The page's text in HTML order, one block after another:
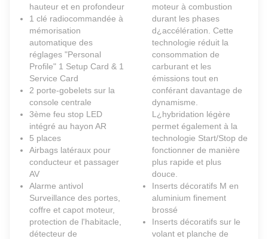
hauteur et en profondeur
1 clé radiocommandée à
mémorisation
automatique des
réglages "Personal
Profile" 1 Setup Card & 1
Service Card
2 porte-gobelets sur la
console centrale
3ème feu stop LED
intégré au hayon AR
5 places
Airbags latéraux pour
conducteur et passager
AV
Alarme antivol
Surveillance des portes,
coffre et capot moteur,
protection de l'habitacle,
détecteur de
moteur à combustion
durant les phases
d¿accélération. Cette
technologie réduit la
consommation de
carburant et les
émissions tout en
conférant davantage de
dynamisme.
L¿hybridation légère
permet également à la
technologie Start/Stop de
fonctionner de manière
plus rapide et plus
douce.
Inserts décoratifs M en
aluminium finement
brossé
Inserts décoratifs sur le
volant et planche de